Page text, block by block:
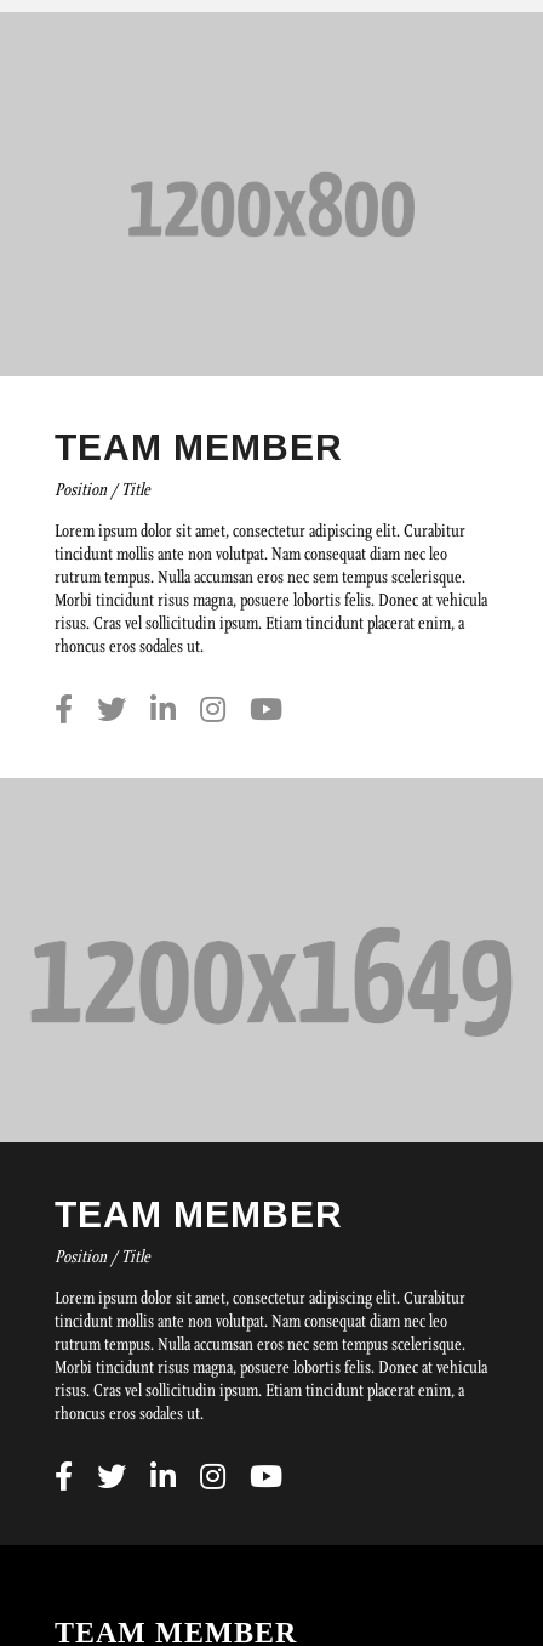
TEAM MEMBER
Position / Title
Lorem ipsum dolor sit amet, consectetur adipiscing elit. Curabitur
tincidunt mollis ante non volutpat. Nam consequat diam nec leo
rutrum tempus. Nulla accumsan eros nec sem tempus scelerisque.
Morbi tincidunt risus magna, posuere lobortis felis. Donec at vehicula
risus. Cras vel sollicitudin ipsum. Etiam tincidunt placerat enim, a
rhoncus eros sodales ut.
TEAM MEMBER
Position / Title
Lorem ipsum dolor sit amet, consectetur adipiscing elit. Curabitur
tincidunt mollis ante non volutpat. Nam consequat diam nec leo
rutrum tempus. Nulla accumsan eros nec sem tempus scelerisque.
Morbi tincidunt risus magna, posuere lobortis felis. Donec at vehicula
risus. Cras vel sollicitudin ipsum. Etiam tincidunt placerat enim, a
rhoncus eros sodales ut.
TEAM MEMBER